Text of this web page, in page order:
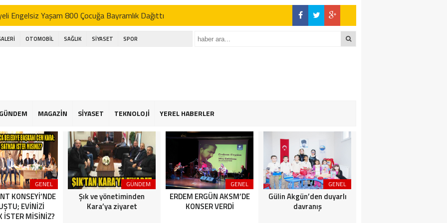
Engelsiz Yaşam 800 Çocuğa Bayramlık Dağıttı
AK SEFER
basın bu ülkenin dördüncü kuvvetidir
festival alanında havai fişek kazası
Engelsiz Yaşam 800 Çocuğa Bayramlık Dağıttı
AK SEFER
basın bu ülkenin dördüncü kuvvetidir
festival alanında havai fişek kazası
OTOMOBİL SAĞLIK SİYASET SPOR
GÜNDEM MAGAZİN SİYASET TEKNOLOJİ YEREL HABERLER
GENEL
KONSEYİ’NDE
EVİNİZİ
İSTER MİSİNİZ?
GÜNDEM
Şık ve yönetiminden
Kara’ya ziyaret
GENEL
ERDEM ERGÜN AKSM’DE
KONSER VERDİ
GENEL
Gülin Akgün’den duyarlı
davranış